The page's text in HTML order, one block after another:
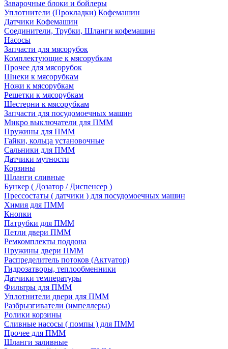
Заварочные блоки и бойлеры
Уплотнители (Прокладки) Кофемашин
Датчики Кофемашин
Соединители, Трубки, Шланги кофемашин
Насосы
Запчасти для мясорубок
Комплектующие к мясорубкам
Прочее для мясорубок
Шнеки к мясорубкам
Ножи к мясорубкам
Решетки к мясорубкам
Шестерни к мясорубкам
Запчасти для посудомоечных машин
Микро выключатели для ПММ
Пружины для ПММ
Гайки, кольца установочные
Сальники для ПММ
Датчики мутности
Корзины
Шланги сливные
Бункер ( Дозатор / Диспенсер )
Прессостаты ( датчики ) для посудомоечных машин
Химия для ПММ
Кнопки
Патрубки для ПММ
Петли двери ПММ
Ремкомплекты поддона
Пружины двери ПММ
Распределитель потоков (Актуатор)
Гидрозатворы, теплообменники
Датчики температуры
Фильтры для ПММ
Уплотнители двери для ПММ
Разбрызгиватели (импеллеры)
Ролики корзины
Сливные насосы ( помпы ) для ПММ
Прочее для ПММ
Шланги заливные